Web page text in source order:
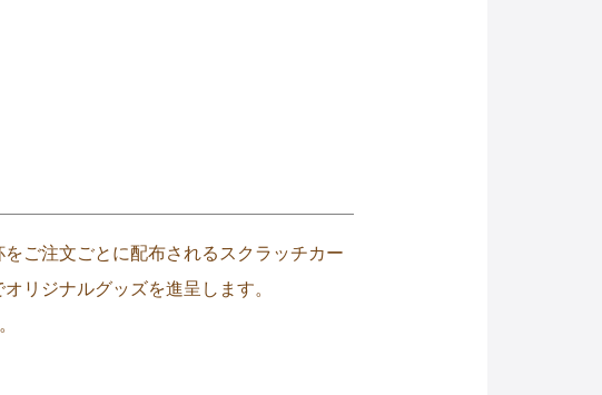
ご注文ごとに配布されるスクラッチカー
リジナルグッズを進呈します。